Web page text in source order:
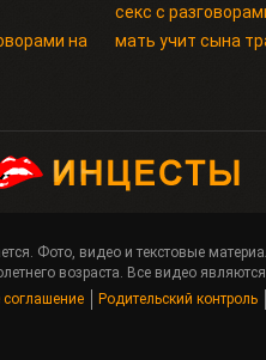
секс с
на
мать учит сына
Фото, видео и текстовые
возраста. Все видео
соглашение Родительский контроль